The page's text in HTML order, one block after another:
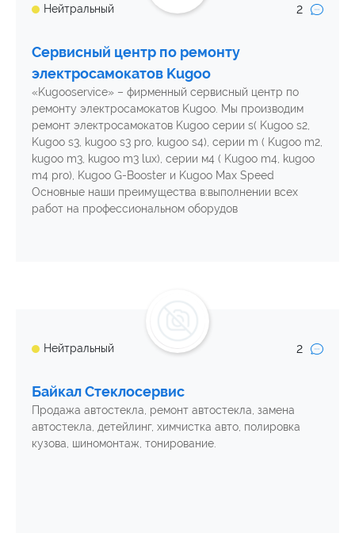
Нейтральный 2
Сервисный центр по ремонту
электросамокатов Kugoo
«Kugooservice» – фирменный сервисный центр по
ремонту электросамокатов Kugoo. Мы производим
ремонт электросамокатов Kugoo серии s( Kugoo s2,
Kugoo s3, kugoo s3 pro, kugoo s4), серии m ( Kugoo m2,
kugoo m3, kugoo m3 lux), серии м4 ( Kugoo m4, kugoo
m4 pro), Kugoo G-Booster и Kugoo Max Speed
Основные наши преимущества в:выполнении всех
работ на профессиональном оборудов
Нейтральный 2
Байкал Стеклосервис
Продажа автостекла, ремонт автостекла, замена
автостекла, детейлинг, химчистка авто, полировка
кузова, шиномонтаж, тонирование.